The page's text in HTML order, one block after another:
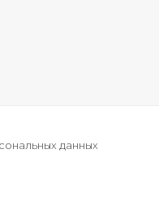
данных